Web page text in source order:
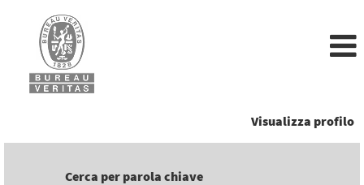
Visualizza profilo
Cerca per parola chiave